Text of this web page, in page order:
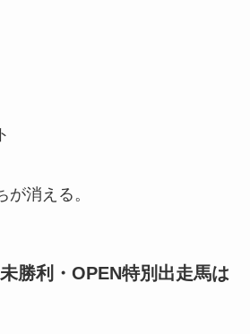
が消える。
勝利・OPEN特別出走馬は